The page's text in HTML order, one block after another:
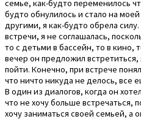
семье, как-будто переменилось
будто обнулилось и стало на
другими, я как-будто обрела
встречи, я не соглашалась,
то с детьми в бассейн, то в кино,
вечер он предложил
пойти. Конечно, при встрече
что ничто никуда не делось, все
В один из диалогов, когда он
что не хочу больше
хочу заниматься своей семьей, а